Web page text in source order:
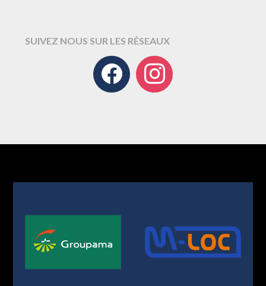
SUIVEZ NOUS SUR LES RÉSEAUX